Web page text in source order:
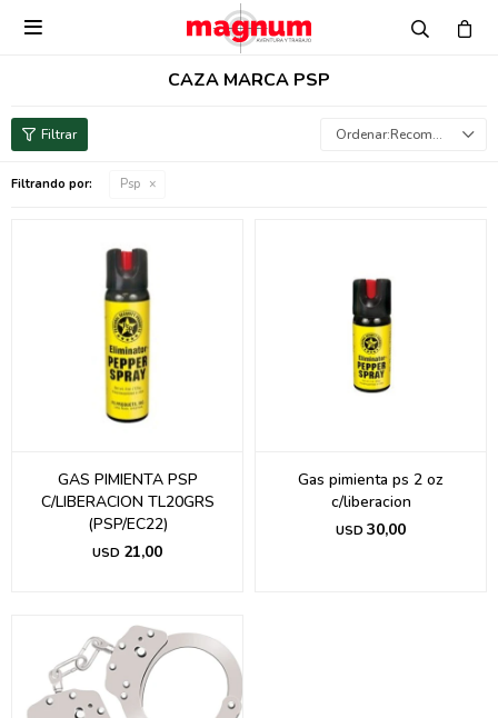

CAZA MARCA PSP
Recomendados
Filtrando por: Psp
GAS PIMIENTA PSP
C/LIBERACION TL20GRS
(PSP/EC22)
USD 21,00
Gas pimienta ps 2 oz
c/liberacion
USD 30,00